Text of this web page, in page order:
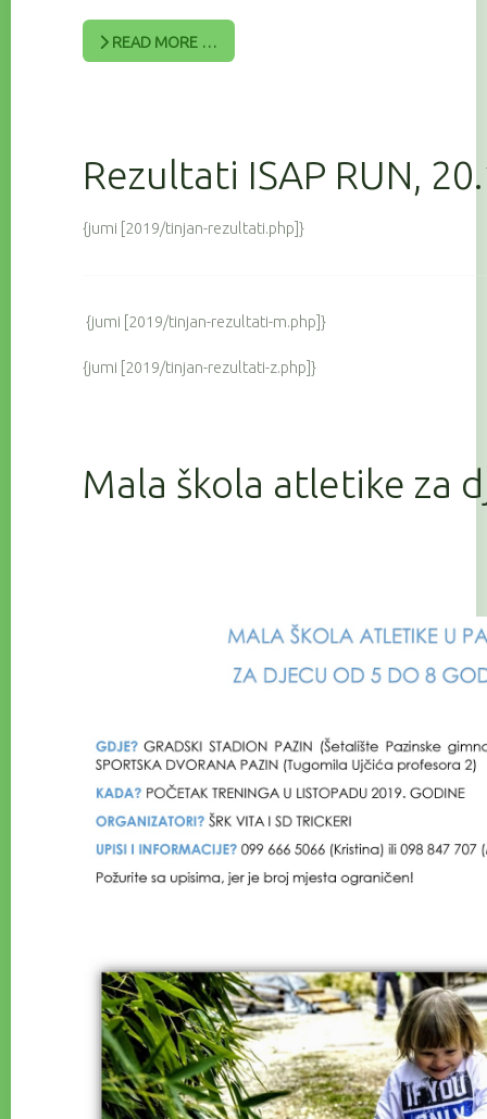
READ MORE …
Rezultati ISAP RUN,
{jumi [2019/tinjan-rezultati.php]}
{jumi [2019/tinjan-rezultati-m.php]}
{jumi [2019/tinjan-rezultati-z.php]}
Mala škola atletike za